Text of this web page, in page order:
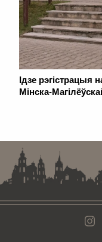
Ідзе рэгістрацыя
Мінска-